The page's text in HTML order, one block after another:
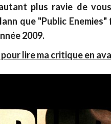
plus ravie de
que "Public
2009.
lire ma critique en